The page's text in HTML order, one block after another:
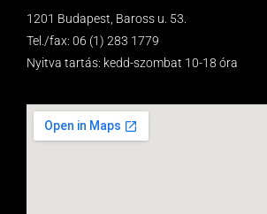
1201 Budapest, Baross u. 53.
Tel./fax: 06 (1) 283 1779
Nyitva tartás: kedd-szombat 10-18 óra